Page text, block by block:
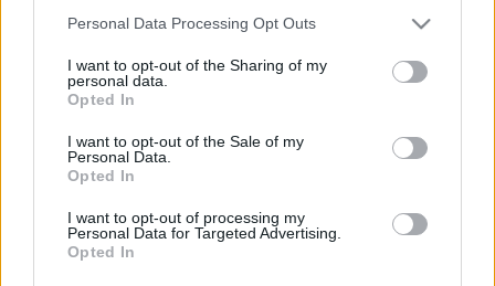
Please note that this website/app uses one or more Google
not limited to your visit or usage behaviour. You may click to
grant or deny consent to Google and its third-party tags to
use your data for below specified purposes in below Google
consent section.
Personal Data Processing Opt Outs
I want to opt-out of the Sharing of my
personal data.
Opted In
I want to opt-out of the Sale of my
Personal Data.
Opted In
I want to opt-out of processing my
Personal Data for Targeted Advertising.
Opted In
Bicske vízellátása
termeléssel tehermentesíti a
villamosenergia-rendszert a STRABAG